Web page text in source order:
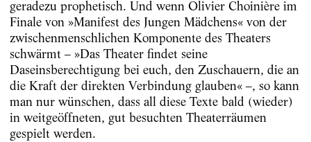
geradezu prophetisch. Und wenn Olivier Choinière im
Finale von »Manifest des Jungen Mädchens« von der
zwischenmenschlichen Komponente des Theaters
schwärmt – »Das Theater findet seine
Daseinsberechtigung bei euch, den Zuschauern, die an
die Kraft der direkten Verbindung glauben« –, so kann
man nur wünschen, dass all diese Texte bald (wieder)
in weitgeöffneten, gut besuchten Theaterräumen
gespielt werden.